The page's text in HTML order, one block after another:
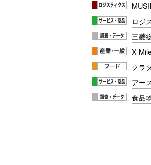
ロジ
三菱
X
クラ
アー
食品